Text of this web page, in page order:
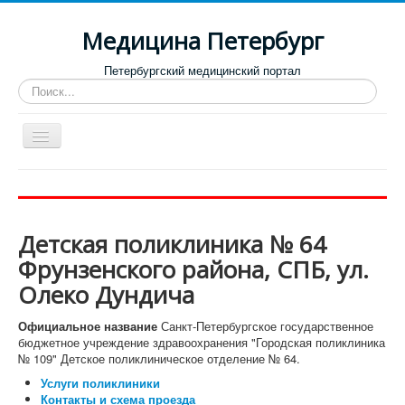
Медицина Петербург
Петербургский медицинский портал
Искать...
Toggle
Navigation
Роддома и женские консультации
Диспансеры
Лучшие клиники по направлениям
Отзывы о медицинских учреждениях
Детская поликлиника № 64
Фрунзенского района, СПБ, ул.
Олеко Дундича
Официальное название Санкт-Петербургское государственное
бюджетное учреждение здравоохранения "Городская поликлиника
№ 109" Детское поликлиническое отделение № 64.
Услуги поликлиники
Контакты и схема проезда